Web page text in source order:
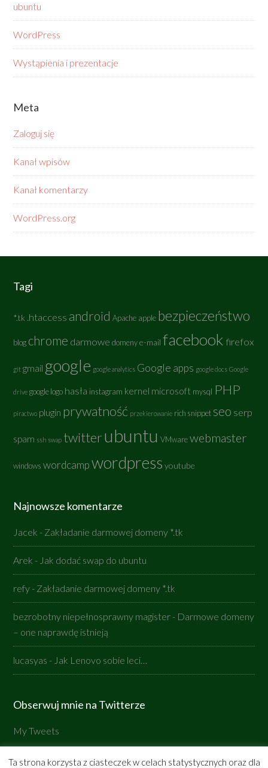
ubuntu
WordPress
Wystąpienia i prezentacje
Meta
Zaloguj się
Kanał wpisów
Kanał komentarzy
WordPress.org
Tagi
*.tk .htaccess android Apache apple bezpieczeństwo
blog chrome darmowe domeny e-mail facebook firefox
git gmail google google analytics Google apps google docs Google
drive google logo hasła instagram kernel microsoft mysql PHP
piractwo plugin prywatność przekierowanie rich snippet seo serp
spam ssh swap twitterubuntu VMware webmaster
windows wordcamp wordpress youtube
Najnowsze komentarze
Jacek - Zakładanie darmowej domeny *.tk
Arek - Jak dodać swap do ubuntu
refy - Zakładanie darmowej domeny *.tk
bezrobotny niepełnosprawny magister - Darmowe domeny
– one naprawdę istnieją
lucasyas - Jak Lenovo sobie leci…
Obserwuj mnie na Twitterze
My Tweets
Ta strona korzysta z ciasteczek w celach statystycznych oraz dla